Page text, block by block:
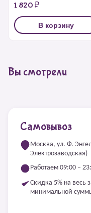
1 820 ₽
В корзину
Вы смотрели
Самовывоз
Москва, ул. Ф.
Электрозаводская)
Работаем 09:00 –
Скидка 5% на весь
минимальной